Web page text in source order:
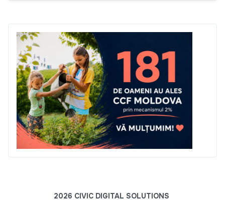
2026 CIVIC DIGITAL SOLUTIONS